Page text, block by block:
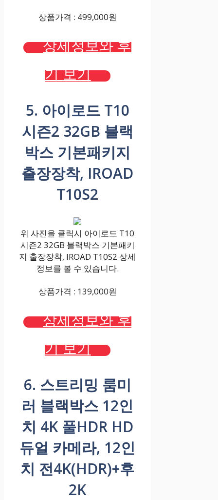
상품가격 : 499,000원
상세정보와 후
기 보기
5. 아이로드 T10
시즌2 32GB 블랙
박스 기본패키지
출장장착, IROAD
T10S2
위 사진을 클릭시 아이로드 T10
시즌2 32GB 블랙박스 기본패키
지 출장장착, IROAD T10S2 상세
정보를 볼 수 있습니다.
상품가격 : 139,000원
상세정보와 후
기 보기
6. 스트리밍 룸미
러 블랙박스 12인
치 4K 풀HDR HD
듀얼 카메라, 12인
치 전4K(HDR)+후
2K